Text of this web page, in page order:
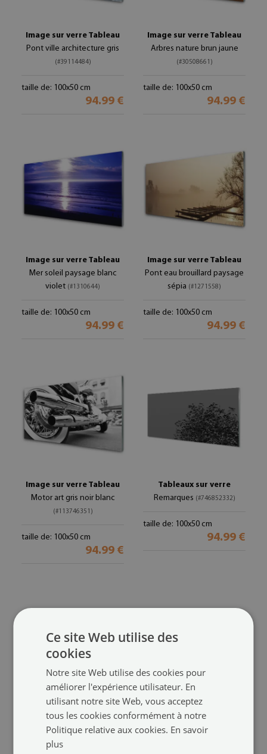
Image sur verre Tableau
Pont ville architecture gris
(#39114484)
taille de: 100x50 cm
94.99 €
Image sur verre Tableau
Arbres nature brun jaune
(#30508661)
taille de: 100x50 cm
94.99 €
Image sur verre Tableau
Mer soleil paysage blanc
violet (#1310644)
taille de: 100x50 cm
94.99 €
Image sur verre Tableau
Pont eau brouillard paysage
sépia (#1271558)
taille de: 100x50 cm
94.99 €
Image sur verre Tableau
Motor art gris noir blanc
(#113746351)
taille de: 100x50 cm
94.99 €
Tableaux sur verre
Remarques (#746852332)
taille de: 100x50 cm
94.99 €
Tableaux sur verre
taille de: 100x50 cm
Tableaux sur verre
Ce site Web utilise des
cookies
Notre site Web utilise des cookies pour
améliorer l'expérience utilisateur. En
utilisant notre site Web, vous acceptez
tous les cookies conformément à notre
Politique relative aux cookies. En savoir
plus